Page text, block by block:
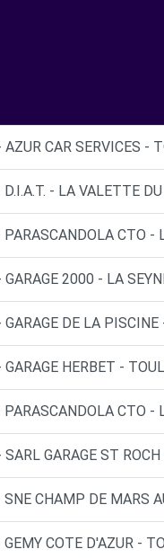
CAR SERVICES -
- LA VALETTE
CTO -
2000 - LA
DE LA
HERBET -
CTO -
GARAGE ST
CHAMP DE MARS
COTE D'AZUR -